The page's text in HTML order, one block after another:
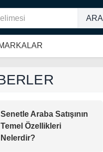
ARA
Senetle Araba Satışının
Temel Özellikleri
Nelerdir?